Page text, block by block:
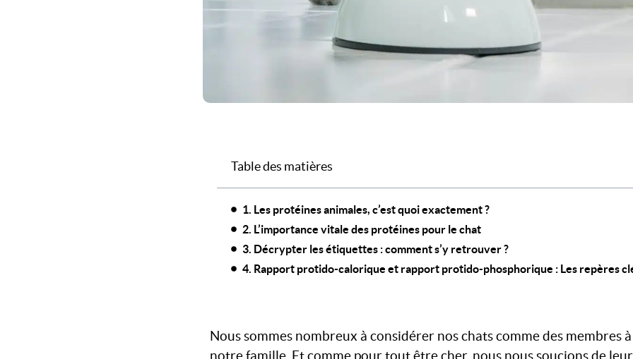
Table des matières
1. Les protéines animales, c’est quoi exactement ?
2. L’importance vitale des protéines pour le chat
3. Décrypter les étiquettes : comment s’y retrouver ?
4. Rapport protido-calorique et rapport protido-phosphorique : Les repères
Nous sommes nombreux à considérer nos chats comme des membres
notre famille. Et comme pour tout être cher, nous nous soucions de